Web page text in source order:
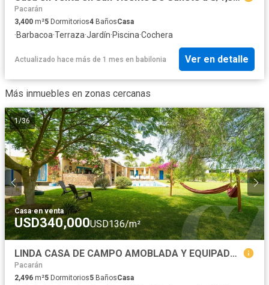
Pacarán
3,400 m²5 Dormitorios4 BañosCasa
·Barbacoa·Terraza·Jardín·Piscina·Cochera
Actualizado hace más de 1 mes en babilonia Ver en detalle
Más inmuebles en zonas cercanas
1/36
Casa·en venta
USD340,000USD136/m²
LINDA CASA DE CAMPO AMOBLADA Y EQUIPADA CON TERRAZA, PARRILLA Y PISCINA - QUILMANA
Pacarán
2,496 m²5 Dormitorios5 BañosCasa